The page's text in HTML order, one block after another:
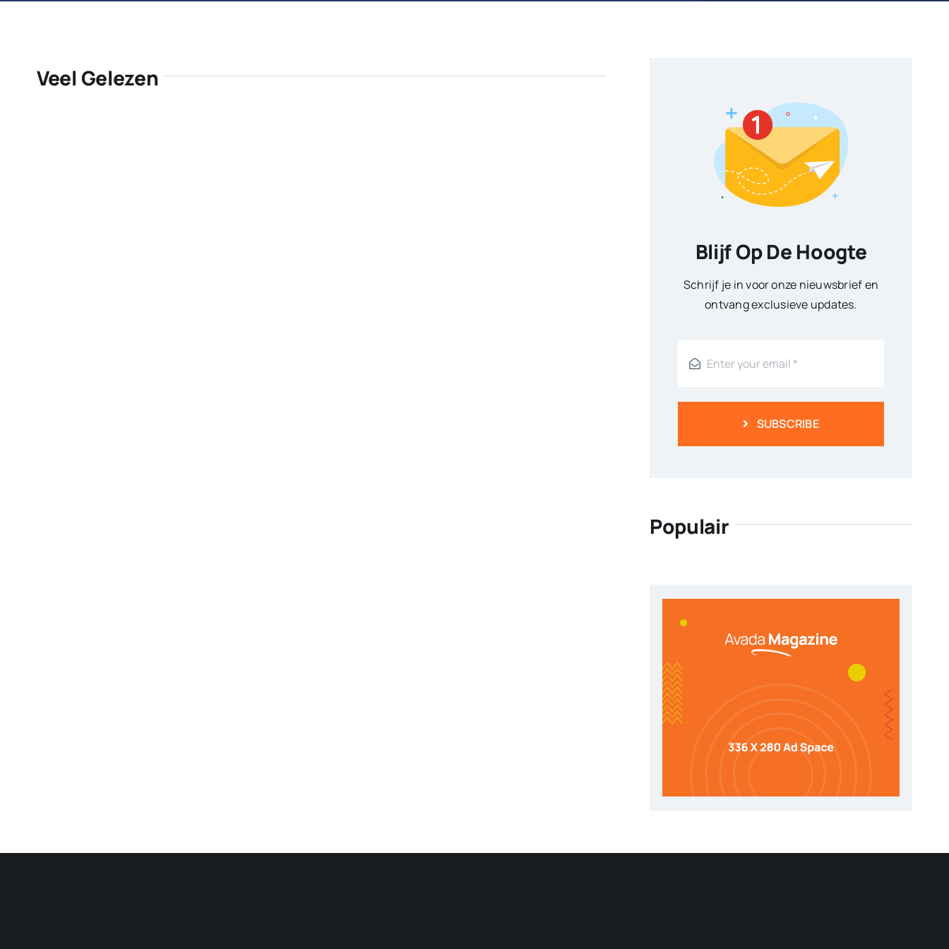
Veel Gelezen
Blijf Op De Hoogte
Schrijf je in voor onze nieuwsbrief en
ontvang exclusieve updates.
SUBSCRIBE
Populair